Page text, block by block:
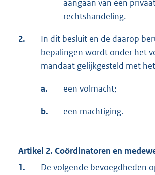
aangaan van een
rechtshandeling.
2.
In dit besluit en de daarop
bepalingen wordt onder het
mandaat gelijkgesteld met
a. een volmacht;
b. een machtiging.
Artikel 2. Coördinatoren en
1.
De volgende bevoegdheden